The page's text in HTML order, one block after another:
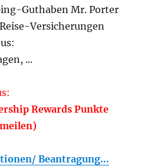
Guthaben Mr. Porter
Versicherungen
...
Rewards Punkte
Beantragung...